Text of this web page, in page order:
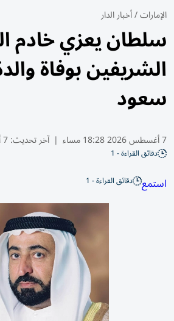
الإمارات/أخبار الدار
سلطان يعزي خادم
الشريفين بوفاة
سعود
7 أغسطس 2026 18:28 مساء | آخر تحديث:7 أغسطس 18:43 2026
دقائق القراءة - 1
استمع دقائق القراءة - 1